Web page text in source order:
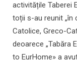
activitățile Taberei
toții s-au reunit „în
Catolice, Greco-
deoarece „Tabăra
to EurHome» a